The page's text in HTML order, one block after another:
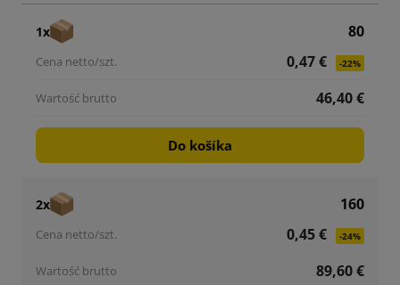
1x
80
0,47 €
-22%
46,40 €
Do košíka
2x
160
0,45 €
-24%
89,60 €